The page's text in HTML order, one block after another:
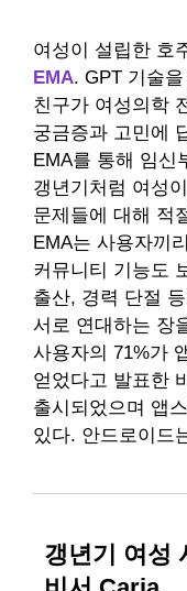
여성이 설립한 호
EMA. GPT 기술
친구가 여성의학
궁금증과 고민에
EMA를 통해 임신
갱년기처럼 여성
문제들에 대해 적
EMA는 사용자끼
커뮤니티 기능도
출산, 경력 단절
서로 연대하는 장
사용자의 71%가
얻었다고 발표한
출시되었으며 앱
있다. 안드로이드
갱년기 여성